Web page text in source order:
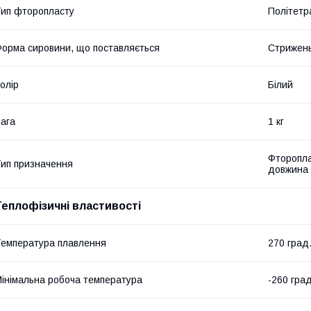
фторопласту
сировини, що поставляється
Білий
1 кг
призначення
довжина
властивості
плавлення 270 град.
робоча температура -260